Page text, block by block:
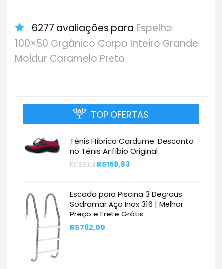
6277 avaliações para Espelho
100×50 Orgânico Corpo Inteiro Grande
Moldur Caramelo Preto
TOP OFERTAS
Tênis Híbrido Cardume: Desconto
no Tênis Anfíbio Original
R$188,04 O
R$188,04.
R$159,83O
R$159,83.
Escada para Piscina 3 Degraus
Sodramar Aço Inox 316 | Melhor
Preço e Frete Grátis
R$762,00